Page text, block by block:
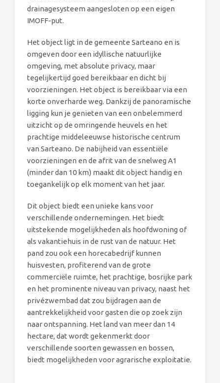
drainagesysteem aangesloten op een eigen
IMOFF-put.
Het object ligt in de gemeente Sarteano en is
omgeven door een idyllische natuurlijke
omgeving, met absolute privacy, maar
tegelijkertijd goed bereikbaar en dicht bij
voorzieningen. Het object is bereikbaar via een
korte onverharde weg. Dankzij de panoramische
ligging kun je genieten van een onbelemmerd
uitzicht op de omringende heuvels en het
prachtige middeleeuwse historische centrum
van Sarteano. De nabijheid van essentiële
voorzieningen en de afrit van de snelweg A1
(minder dan 10 km) maakt dit object handig en
toegankelijk op elk moment van het jaar.
Dit object biedt een unieke kans voor
verschillende ondernemingen. Het biedt
uitstekende mogelijkheden als hoofdwoning of
als vakantiehuis in de rust van de natuur. Het
pand zou ook een horecabedrijf kunnen
huisvesten, profiterend van de grote
commerciële ruimte, het prachtige, bosrijke park
en het prominente niveau van privacy, naast het
privézwembad dat zou bijdragen aan de
aantrekkelijkheid voor gasten die op zoek zijn
naar ontspanning. Het land van meer dan 14
hectare, dat wordt gekenmerkt door
verschillende soorten gewassen en bossen,
biedt mogelijkheden voor agrarische exploitatie.